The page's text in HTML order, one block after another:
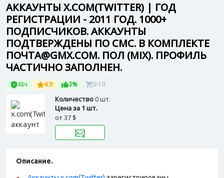
АККАУНТЫ X.COM(TWITTER) | ГОД
РЕГИСТРАЦИИ - 2011 ГОД. 1000+
ПОДПИСЧИКОВ. АККАУНТЫ
ПОДТВЕРЖДЕНЫ ПО СМС. В КОМПЛЕКТЕ
ПОЧТА@GMX.COM. ПОЛ (MIX). ПРОФИЛЬ
ЧАСТИЧНО ЗАПОЛНЕН.
48ч 4.9 3% 0-10
Количество0 шт.
Цена за 1 шт.
от37 $
Описание.